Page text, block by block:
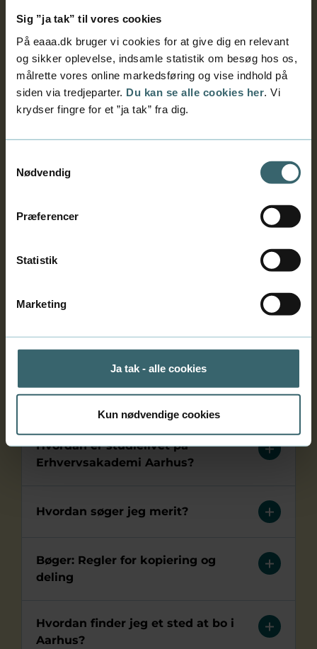
Sig ”ja tak” til vores cookies
På eaaa.dk bruger vi cookies for at give dig en relevant
og sikker oplevelse, indsamle statistik om besøg hos os,
målrette vores online markedsføring og vise indhold på
siden via tredjeparter. Du kan se alle cookies her . Vi
krydser fingre for et ”ja tak” fra dig.
Nødvendig
Præferencer
Statistik
Marketing
Ja tak - alle cookies
Kun nødvendige cookies
mentalt rustet til at studere
Hvordan logger jeg på akademiets
hørehandicap mv.)
Elitesport-forløb: For dig, der dyrker
konkurrenceniveau
Hvornår får jeg mit studiekort?
Hvordan er studielivet på
Erhvervsakademi Aarhus?
Hvordan søger jeg merit?
Bøger: Regler for kopiering og
deling
Hvordan finder jeg et sted at bo i
Aarhus?